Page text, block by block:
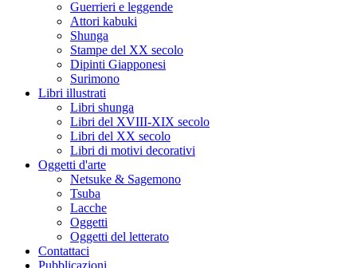
Guerrieri e leggende
Attori kabuki
Shunga
Stampe del XX secolo
Dipinti Giapponesi
Surimono
Libri illustrati
Libri shunga
Libri del XVIII-XIX secolo
Libri del XX secolo
Libri di motivi decorativi
Oggetti d'arte
Netsuke & Sagemono
Tsuba
Lacche
Oggetti
Oggetti del letterato
Contattaci
Pubblicazioni